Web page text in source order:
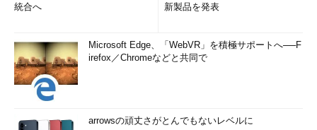
統合へ
新製品を発表
Microsoft Edge、「WebVR」を積極サポートへ──F
irefox／Chromeなどと共同で
arrowsの頑丈さがとんでもないレベルに